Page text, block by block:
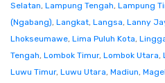
Selatan, Lampung Tengah, Lampung
(Ngabang), Langkat, Langsa, Lanny
Lhokseumawe, Lima Puluh Kota,
Tengah, Lombok Timur, Lombok Utara,
Luwu Timur, Luwu Utara, Madiun,